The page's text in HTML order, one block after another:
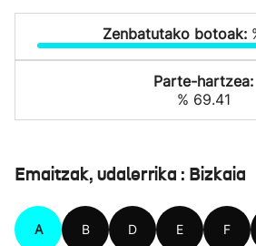
Zenbatutako botoak:
Parte-hartzea:
% 69.41
Emaitzak, udalerrika : Bizkaia
A B D E F